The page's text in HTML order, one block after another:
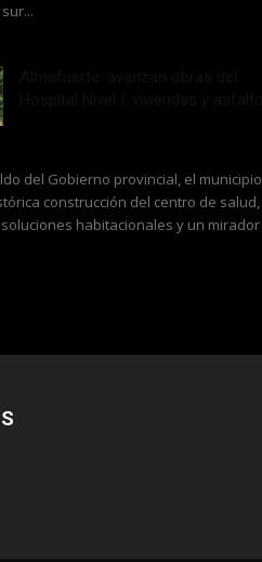
del Gobierno provincial, el municipio
construcción del centro de salud,
habitacionales y un mirador